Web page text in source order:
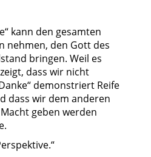
kann den gesamten
nehmen, den Gott des
bringen. Weil es
dass wir nicht
demonstriert Reife
dass wir dem anderen
geben werden